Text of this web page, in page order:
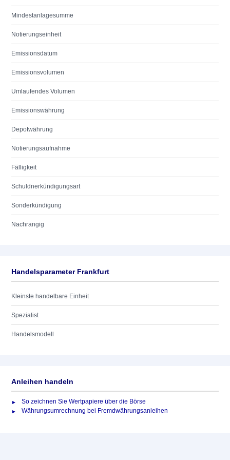
Mindestanlagesumme
Notierungseinheit
Emissionsdatum
Emissionsvolumen
Umlaufendes Volumen
Emissionswährung
Depotwährung
Notierungsaufnahme
Fälligkeit
Schuldnerkündigungsart
Sonderkündigung
Nachrangig
Handelsparameter Frankfurt
Kleinste handelbare Einheit
Spezialist
Handelsmodell
Anleihen handeln
So zeichnen Sie Wertpapiere über die Börse
Währungsumrechnung bei Fremdwährungsanleihen